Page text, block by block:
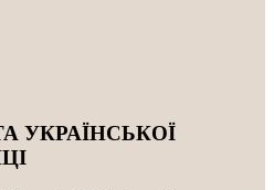
УКРАЇНСЬКОЇ